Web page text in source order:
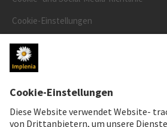
Cookie-Einstellungen
Speak Up Line
AKTIENKURS
SWX: Implenia AG